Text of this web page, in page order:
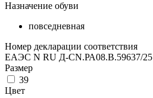
Назначение обуви
повседневная
Номер декларации соответствия
ЕАЭС N RU Д-CN.РА08.В.59637/25
Размер
39
Цвет